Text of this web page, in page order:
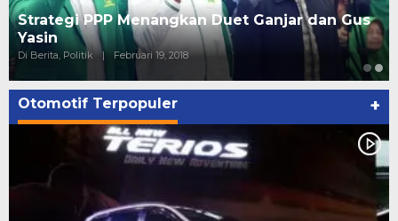
Strategi PPP Menangkan Duet Ganjar dan Gus
Yasin
Di Berita, Politik | Februari 19, 2018
Otomotif Terpopuler +